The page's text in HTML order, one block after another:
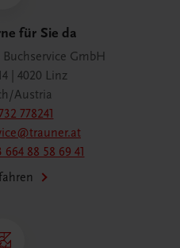
für Sie da
Buchservice GmbH
| 4020 Linz
Austria
778241
664 88 58 69 41